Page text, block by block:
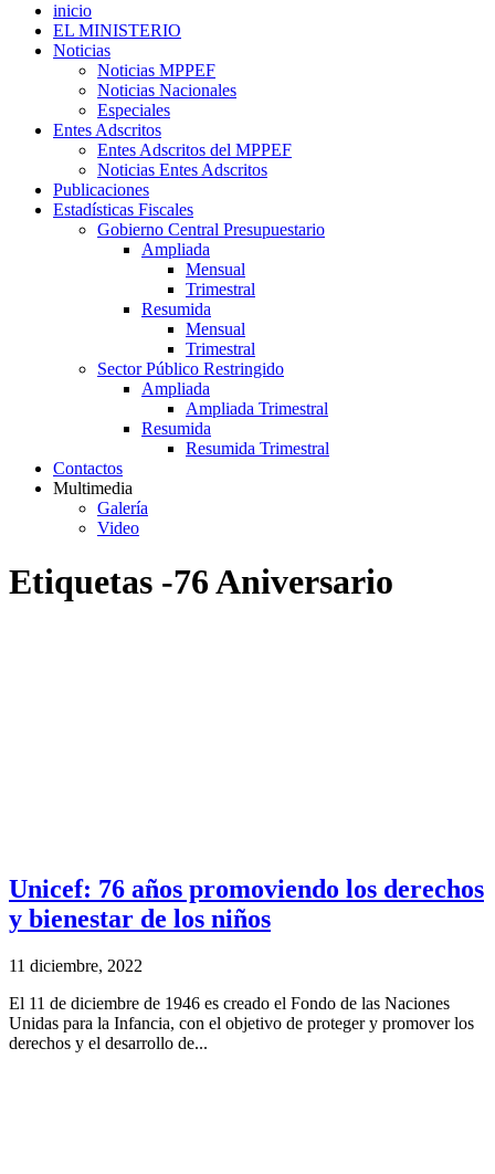
inicio
EL MINISTERIO
Noticias
Noticias MPPEF
Noticias Nacionales
Especiales
Entes Adscritos
Entes Adscritos del MPPEF
Noticias Entes Adscritos
Publicaciones
Estadísticas Fiscales
Gobierno Central Presupuestario
Ampliada
Mensual
Trimestral
Resumida
Mensual
Trimestral
Sector Público Restringido
Ampliada
Ampliada Trimestral
Resumida
Resumida Trimestral
Contactos
Multimedia
Galería
Video
Etiquetas -76 Aniversario
Unicef: 76 años promoviendo los derechos
y bienestar de los niños
11 diciembre, 2022
El 11 de diciembre de 1946 es creado el Fondo de las Naciones
Unidas para la Infancia, con el objetivo de proteger y promover los
derechos y el desarrollo de...